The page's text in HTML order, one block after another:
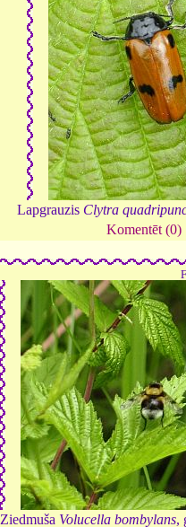
Lapgrauzis Clytra
Komentēt (0)
Ziedmuša Volucella bombylans,